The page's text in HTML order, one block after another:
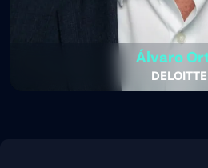
Álvaro
DELOITTE